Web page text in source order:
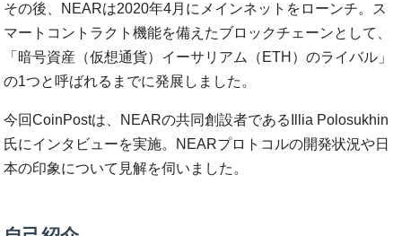
その後、NEARは2020年4月にメインネットをローンチ。ス
マートコントラクト機能を備えたブロックチェーンとして、
「暗号資産（仮想通貨）イーサリアム（ETH）のライバル」
の1つと呼ばれるまでに発展しました。
今回CoinPostは、NEARの共同創設者であるIllia Polosukhin
氏にインタビューを実施。NEARプロトコルの開発状況や日
本の印象について見解を伺いました。